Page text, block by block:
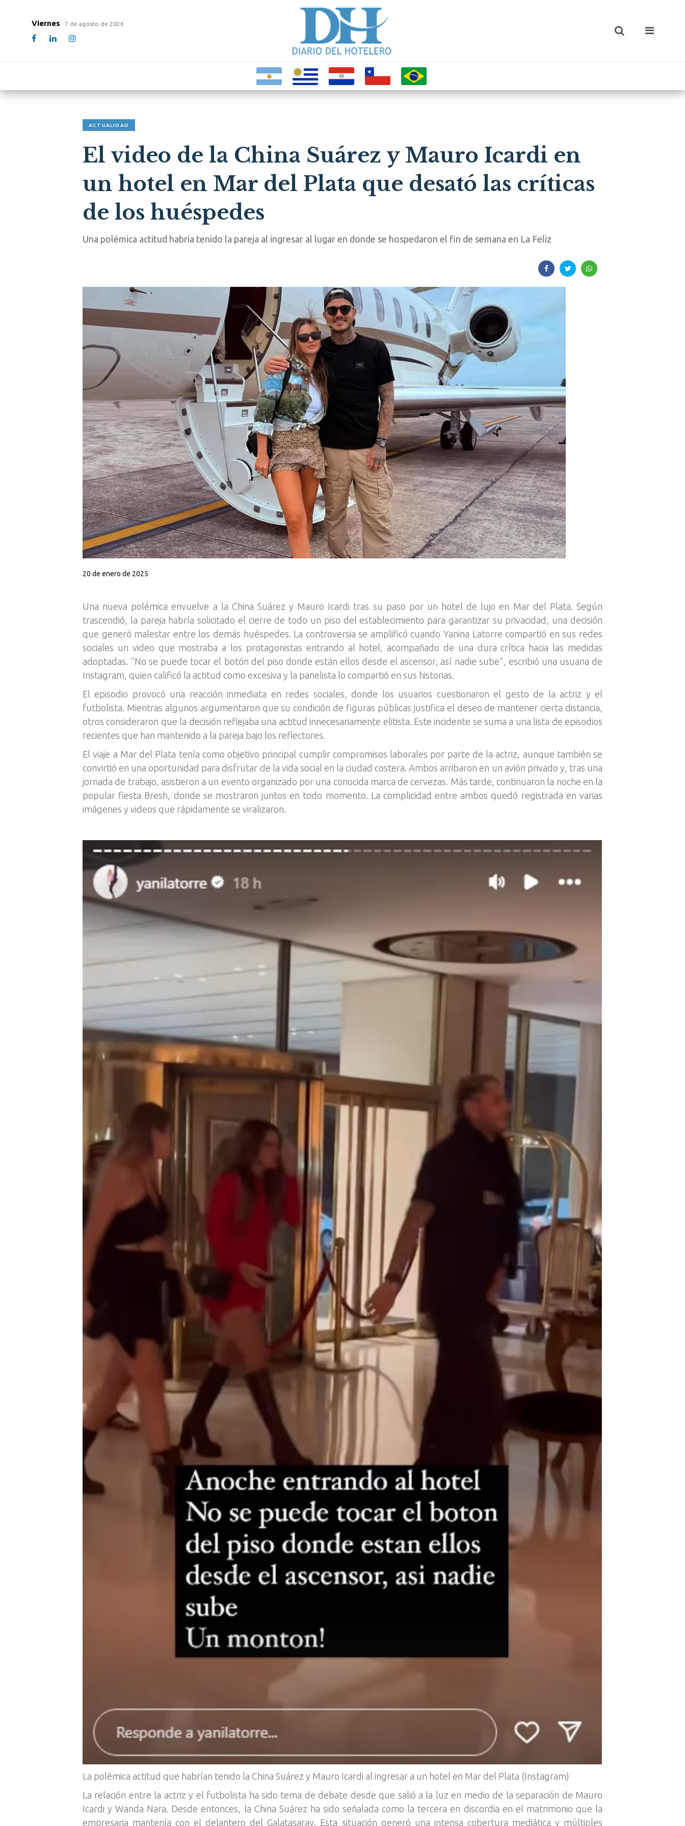
Viernes 7 de agosto de 2026
ACTUALIDAD
El video de la China Suárez y Mauro Icardi en
un hotel en Mar del Plata que desató las críticas
de los huéspedes
Una polémica actitud habría tenido la pareja al ingresar al lugar en donde se hospedaron el fin de semana en La Feliz
20 de enero de 2025
Una nueva polémica envuelve a la China Suárez y Mauro Icardi tras su paso por un hotel de lujo en Mar del Plata. Según
trascendió, la pareja habría solicitado el cierre de todo un piso del establecimiento para garantizar su privacidad, una decisión
que generó malestar entre los demás huéspedes. La controversia se amplificó cuando Yanina Latorre compartió en sus redes
sociales un video que mostraba a los protagonistas entrando al hotel, acompañado de una dura crítica hacia las medidas
adoptadas. "No se puede tocar el botón del piso donde están ellos desde el ascensor, así nadie sube", escribió una usuaria de
Instagram, quien calificó la actitud como excesiva y la panelista lo compartió en sus historias.
El episodio provocó una reacción inmediata en redes sociales, donde los usuarios cuestionaron el gesto de la actriz y el
futbolista. Mientras algunos argumentaron que su condición de figuras públicas justifica el deseo de mantener cierta distancia,
otros consideraron que la decisión reflejaba una actitud innecesariamente elitista. Este incidente se suma a una lista de episodios
recientes que han mantenido a la pareja bajo los reflectores.
El viaje a Mar del Plata tenía como objetivo principal cumplir compromisos laborales por parte de la actriz, aunque también se
convirtió en una oportunidad para disfrutar de la vida social en la ciudad costera. Ambos arribaron en un avión privado y, tras una
jornada de trabajo, asistieron a un evento organizado por una conocida marca de cervezas. Más tarde, continuaron la noche en la
popular fiesta Bresh, donde se mostraron juntos en todo momento. La complicidad entre ambos quedó registrada en varias
imágenes y videos que rápidamente se viralizaron.
La polémica actitud que habrían tenido la China Suárez y Mauro Icardi al ingresar a un hotel en Mar del Plata (Instagram)
La relación entre la actriz y el futbolista ha sido tema de debate desde que salió a la luz en medio de la separación de Mauro
Icardi y Wanda Nara. Desde entonces, la China Suárez ha sido señalada como la tercera en discordia en el matrimonio que la
empresaria mantenía con el delantero del Galatasaray. Esta situación generó una intensa cobertura mediática y múltiples